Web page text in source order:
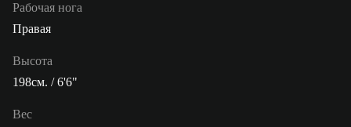
Рабочая нога
Правая
Высота
198см. / 6'6"
Вес